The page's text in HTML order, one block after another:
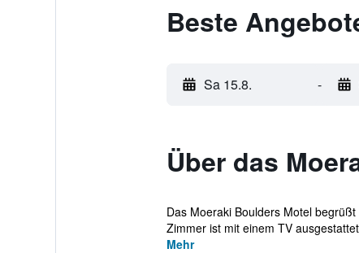
Beste
Sa 15.8. -
Über das
Das Moeraki Boulders Motel
Zimmer ist mit einem TV
Mehr